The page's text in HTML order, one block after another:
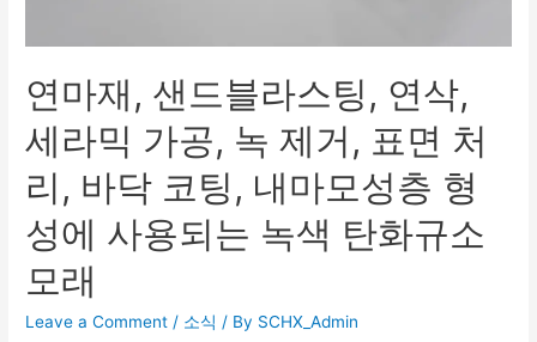
연마재, 샌드블라스팅, 연삭,
세라믹 가공, 녹 제거, 표면 처
리, 바닥 코팅, 내마모성층 형
성에 사용되는 녹색 탄화규소
모래
Leave a Comment / 소식 / By SCHX_Admin